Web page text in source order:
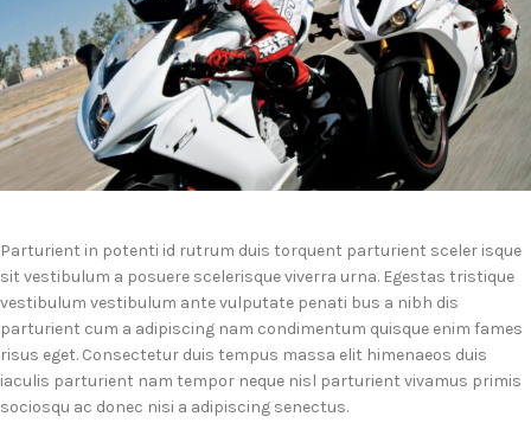
Parturient in potenti id rutrum duis torquent parturient sceler isque
sit vestibulum a posuere scelerisque viverra urna. Egestas tristique
vestibulum vestibulum ante vulputate penati bus a nibh dis
parturient cum a adipiscing nam condimentum quisque enim fames
risus eget. Consectetur duis tempus massa elit himenaeos duis
iaculis parturient nam tempor neque nisl parturient vivamus primis
sociosqu ac donec nisi a adipiscing senectus.